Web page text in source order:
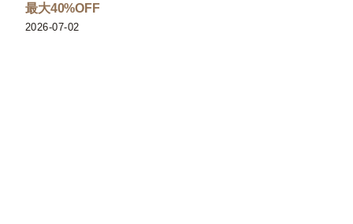
最大40%OFF
2026-07-02